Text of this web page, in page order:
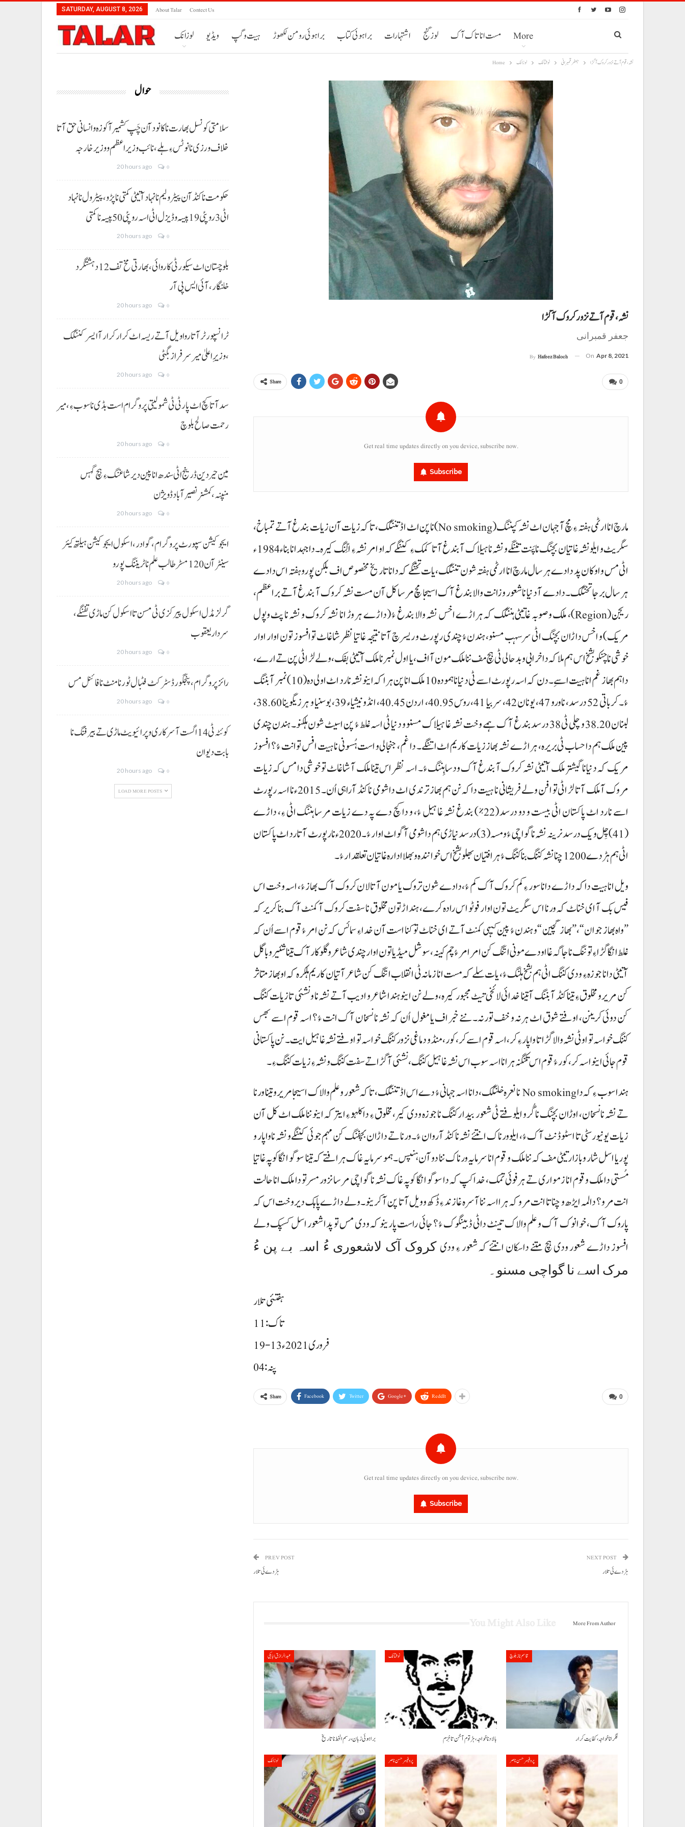
SATURDAY, AUGUST 8, 2026 About Talar Contect Us
لوزانک ویڈیو ہیت و گپ براہوئی رومن لکھوڑ براہوئی کتاب اشتہارات لوز گنج مست انا تاک آک More
Home لوزانک نوشتانک جعفر قمبرانی نشہ، قوم آتے نزور کروک آ گڑا
نشہ، قوم آتے نزور کروک آ گڑا
جعفر قمبرانی
By Hafeez Baloch On Apr 8, 2021
0
Share
Get real time updates directly on you device, subscribe now.
Subscribe
مارچ انا ارٹمی ہفتہ ءِ مچ آ جہان اٹ نشہ کپننگ (No smoking) نا پن اٹ اڈ تننگک، تاکہ زیات آن زیات بندغ آتے تمباخ،
سگریٹ و ایلو نشہ غاتیان بچنگ نا پَنت تننگے و نشہ نا ہیلاک آ بندغ آتا کمک ءِ کننگے کہ او امر نشہ ءِ الِّنگ کیرہ۔ دا جہد انا بناء 1984ء
اٹی مس و اوکان پد دادے ہر سال مارچ انا ارٹمی ہفتہ شون تننگک، یات تخنگے کہ دانا تاریخ مخصوص اف بلکن پورو ہفتہ اس دادے
ہر سال برجا تخنگک۔ دا دے آ دنیا نا شعور و زانت والا بندغ آک اسیجا مچ مرسا کل آن مست نشہ کروک آ بندغ آتے براعظم،
ریجن (Region)، ملک و صوبہ غاتیٹی ہننگک کہ ہراڑے اخس نشہ والا بندغ ءُ (داڑے ہر وڑ انا نشہ کروک و نشہ نا پٹ وپول
مریک) و اخس داڑان بچنگ اٹی سرسہب مسنو، ہندن ءُ چندی رپورٹ و ریسرچ آتا نتیجہ غاتیا نظر شاغاٹ تو افسوز تون اوار اوار
خوشی نا چنکو بشخ اس ہم ملا کہ دا خرابی و بد حالی ٹی ہچ مف ننا ملک مون آ اف، یا اول نمبر نا ملک آتیٹی بفک، ولے لڑ اٹی پن تے ارے،
دا ہم بھاز غم انا ہیت اسےِ۔ دن کہ اسہ رپورٹ اسے ٹی دنیا نا ہمو دہ 10 ملک انا پن ہرا کہ اینو نشہ نا رد اٹ اولی دہ (10) نمبر آ بننگ
ءُ۔ کرباتی 52 درسد، ناورو 47، یونان 42، سربیا 41، روس 40.95، اردن 40.45، انڈونیشیاء 39، بوسنیا و ہرزیگوینا 38.60،
لبنان 38.20 و چلی ٹی 38 درسد بندغ آک ہمے وخت نشہ غا ہیلاک مسنو و دنیا ٹی اسہ غلط ءُ پن اسیٹ شون ہلکنو۔ ہندن چندی
پین ملک ہم دا حساب ٹی بریرہ، ہراڑے نشہ بھاز زیات کاریم اٹ اتنگے۔ دا غم، جنجالی و است ہُسونی نا ہیت افس تو انت ءُ؟ افسوز
مریک کہ دنیا نا گیشتر ملک آتیٹی نشہ کروک آ بندغ آک ودسا ہِننگ ءُ۔ اسہ نظر اس تینا ملک آ شاغاٹ تو خوشی دا مس کہ زیات
مروک آ ملک آتا لڑ اٹی تو افن ولے فریشانی نا ہیت دا کہ نن ہم بھاز ترندی اٹ دا شومی نا کنڈ آ راہی اُن۔ 2015ء نا اسہ رپورٹ
اسے نا رد اٹ پاکستان اٹی بیست و دو درسد (22%) بندغ نشہ غا ہیل ءُ، و دا کچ دے پہ دے زیات مرسا ہننگ اٹی ءِ، داڑے
(41)چِل و یک درسد نرینہ نشہ نا گواچی ءُ و مسہ (3) درسد نیاڑی ہم دا شومی آ گو اٹ اوار ءُ۔ 2020ء نا رپورٹ آتا رد اٹ پاکستان
اٹی ہم ہڑدے 1200 چنا نشہ کننگ بنا کننگ ءُ ہرافتیان بھلو بشخ اس خوانندہ و بھلا ادارہ غاتیان تعلقدار ءُ۔
ویل انا ہیت دا کہ داڑے دا ناسور ءِ کم کروک آک کم ءُ، دادے شون تروک یا مون آ تالان کروک آک بھاز ءُ، اسہ وخت اس
فیس بک آ ای خناٹ کہ ورنا اس سگریٹ تون اوار فوٹو اس رادہ کرے، ہنداڑتون مخلوق نا سفت کروک آ کمنٹ آک بنا کریر کہ
”واہ بھاز جوان“، ”بھاز گچین“ و ہندن ءُ پین کیہی کمنٹ آتے ای خناٹ تو کنا است آن خدا ءِ سما ئس کہ نن امر ءُ قوم اسے اُن کہ
غلط انگا گڑا ءِ توننگ نا جاگہ غا اودے مونی اتنگ کن امر امر ءُ چم کینہ، سوشل میڈیا تون اوار چندی شاعر و گلوکار آک تینا شئیر و باگل
آتیٹی دانا جوزہ ءِ ودی کننگ اٹی ہم بشخ ہلنگ ءُ، یات سلے کہ مست انا زمانہ ٹی انقلاب اتنگ کن شاعر آتیان کاریم ہلکرہ کہ او بھاز متاثر
کن مریر و مخلوق ءِ تینا کنڈ آ بننگ آ تینا خدائی لائخی تیٹ مجبور کیرہ، ولے نن اینو ہندا شاعر و ادیب آتے نشہ نا و نشئی تا زیات کننگ
کن دوئی کرینن، اوفتے شوق اٹ ہرنہ و خف تورنہ۔ ننے خبر اف یا مغول اُن کہ نشہ نا نسخان آک انت ءُ؟ اسہ قوم اسے بھس
کننگ خواسہ تو اوٹی نشہ والا گڑا تا واپار ءِ کر، اسہ قوم اسے کر، کور، منڈ و دماغی نزور کننگ خواسہ تو اوفتے نشہ غا ہیل ایت۔ نن پاکستانی
قوم جائی اینو اسہ کر، کور ءُ قوم اس تکنگنہ ہرانا اسہ سوب اس نشہ غا ہیل کننگ، نشئی آ گڑا تے سفت کننگ و نشہ ءِ زیات کننگ ءِ۔
ہندا سوب ءِ کہ دا No smoking نا نعرہ خلنگک، دانا اسہ جہانی ءُ دے اس اڈ تننگک، تاکہ شعور و علم والاک اسیجا مریر و تینا ورنا
تے نشہ نا نسخان، اوڑان بچنگ نا گُر و ایلوفتے ٹی شعور بیدار کننگ نا جوزہ ودی کیر، مخلوق ءِ دا کلہو ءِ ایتر کہ اینو ننا ملک اٹ کل آن
زیات یونیورسٹی تا اسٹوڈنٹ آک ءُ، ایلو ورناک انتئے نشہ نا کنڈ آ روان ءُ۔ ورنا تے داڑان بچفنگ کن مہم جوئی کننگے و نشہ نا واپار و
پوریا اسل شار و بازار تیٹی مف کہ ننا ملک و قوم انا سرمایہ ورناک ننا دو آن ہنپس۔ ہمو سرمایہ غاک ہرافتے کہ تینا سوگو انگا کوپہ غاتیا
مُستی دا ملک و قوم انا زمواری تے ہرفوئی تمک، خدا کپ کہ دا سوگو انگا کوپہ غاک نشہ نا گواچی مرسا نزور مسر تو دا ملک انا حالت
انت مرو؟ دا لمہ ایڑھ و چنا تا انت مرو کہ ہرا اسہ ننا آسرہ غا زند ءِ ڈُکھ و ویل آتا پن آ کرینو۔ ولے داڑے پاہک دیر وخت اس کہ
پاروک آک، خوانوک آک و علم والاک تینٹ داٹی ڈبینگوک ءُ؟ جائی راست پارینو کہ ودی مس تو پدا شعور اسل کسپک ولے
افسوز داڑے شعور ودی ہچ متنے داسکان انتئے کہ شعور ءِ ودی کروک آک لاشعوری ءُ اسہ بے پن ءُ
مرک اسے نا گواچی مسنو۔
ہفتئی تلار
تاک: 11
19-13 فروری 2021ء
پنہ: 04
0
Share Facebook Twitter Google+ ReddIt
Get real time updates directly on you device, subscribe now.
Subscribe
PREV POST
ہڑدے ئی تلار
NEXT POST
ہڑدے ئی تلار
More From Author
عبدالرازق ابابکی
براہوئی زبان ،رسم الخط نا تاریخ
نوشتانک
بالاد نا خواجہ، ہڑتوم آ خن تا خِزم
قاسم ناز بلوچ
فکر انا خواجہ، کفایت کرار
لوزانک پروفیسر حسن ناصر پروفیسر حسن ناصر
حوال
سلامتی کونسل بھارت نا کانود آن چَپ کشمیر آ کوزہ و انسانی حق آتا
خلاف ورزی نا نوٹس ءِ ہلے،نائب وزیراعظم و وزیر خارجہ
20 hours ago 0
حکومت نا کنڈ آن پیٹرولیم نا نہاد آتیٹی کمتی نا پڑو،پیٹرول نا نہاد
اٹی 3 روپئی 19 پیسہ و ڈیزل اٹی اسہ روپئی 50 پیسہ نا کمتی
20 hours ago 0
بلوچستان اٹ سیکورٹی کاروائی، بھارتی مخ تف 12 دہشتگرد
خلنگار،آئی ایس پی آر
20 hours ago 0
ٹرانسپورٹر آتا روا ویل آتے ریسہ اٹ کرار کرار آ ایسر کننگک
،وزیرِ اعلیٰ میر سرفراز بگٹی
20 hours ago 0
سد آتا کچ اٹ پارٹی ٹی شمولیتی پروگرام است بڈی نا سوب ءِ،میر
رحمت صالح بلوچ
20 hours ago 0
مین حیردین ڈرینج اٹی سندھ انا پین دیر شاغنگ ءِ ہچ گہس
منپنہ،کمشنر نصیرآباد ڈویژن
20 hours ago 0
ایجوکیشن سپورٹ پروگرام،گوادر، اسکول ایجوکیشن ہیلتھ کیئر
سینٹر آن 120 مسڑ طالب علم نا ٹریننگ پورو
20 hours ago 0
گرلز مڈل اسکول پیرکزی ٹی مسن تا اسکول کن ماڑی تفنگے،
سردار یعقوب
20 hours ago 0
رائز پروگرام، پنجگور ڈسٹرکٹ فٹبال ٹورنامنٹ نا فائنل مس
20 hours ago 0
کوئٹہ ٹی 14 اگست آ سرکاری و پرائیویٹ ماڑی تے بیرفنگ نا
بابت دیوان
20 hours ago 0
LOAD MORE POSTS